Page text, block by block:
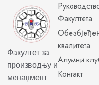
Факултет за
производњу и
менаџмент
Факултета
квалитета
Алумни
Контакт